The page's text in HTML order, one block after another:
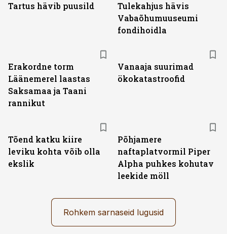
Tartus hävib puusild
Tulekahjus hävis
Vabaõhumuuseumi
fondihoidla
Erakordne torm
Läänemerel laastas
Saksamaa ja Taani
rannikut
Vanaaja suurimad
ökokatastroofid
Tõend katku kiire
leviku kohta võib olla
ekslik
Põhjamere
naftaplatvormil Piper
Alpha puhkes kohutav
leekide möll
Rohkem sarnaseid lugusid